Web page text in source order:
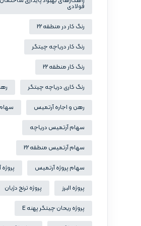
فولادی
رنگ کار در منطقه 22
رنگ کار دریاچه چیتگر
رنگ کار منطقه 22
رنگ کاری دریاچه چیتگر
رهن و اجاره آرتمیس
سهام آرتمیس دریاچه
سهام آرتمیس منطقه 22
سهام پروژه آرتمیس
پروژه البرز پروژه ترنج دژبان
پروژه ریحان چیتگر پهنه E